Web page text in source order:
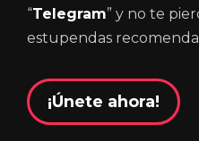
“Telegram” y no te
estupendas
¡Únete ahora!